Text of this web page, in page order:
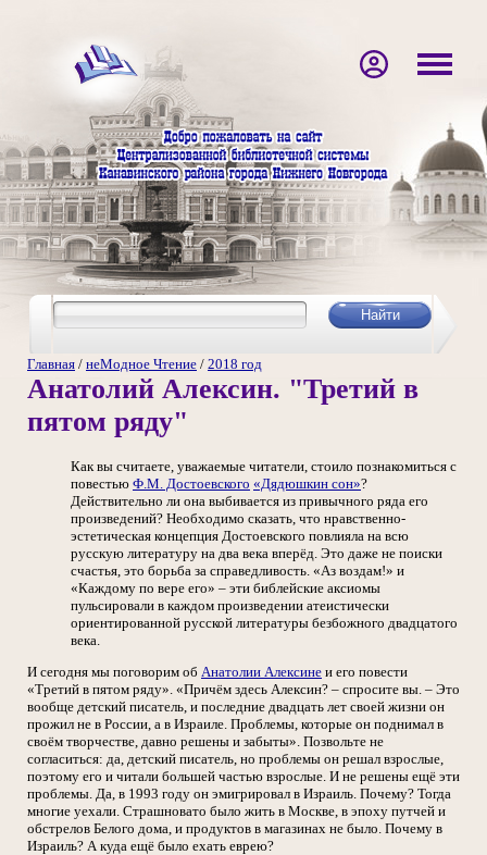
Главная / неМодное Чтение / 2018 год
Анатолий Алексин. "Третий в
пятом ряду"
Как вы считаете, уважаемые читатели, стоило познакомиться с
повестью Ф.М. Достоевского «Дядюшкин сон»?
Действительно ли она выбивается из привычного ряда его
произведений? Необходимо сказать, что нравственно-
эстетическая концепция Достоевского повлияла на всю
русскую литературу на два века вперёд. Это даже не поиски
счастья, это борьба за справедливость. «Аз воздам!» и
«Каждому по вере его» – эти библейские аксиомы
пульсировали в каждом произведении атеистически
ориентированной русской литературы безбожного двадцатого
века.
И сегодня мы поговорим об Анатолии Алексине и его повести
«Третий в пятом ряду». «Причём здесь Алексин? – спросите вы. – Это
вообще детский писатель, и последние двадцать лет своей жизни он
прожил не в России, а в Израиле. Проблемы, которые он поднимал в
своём творчестве, давно решены и забыты». Позвольте не
согласиться: да, детский писатель, но проблемы он решал взрослые,
поэтому его и читали большей частью взрослые. И не решены ещё эти
проблемы. Да, в 1993 году он эмигрировал в Израиль. Почему? Тогда
многие уехали. Страшновато было жить в Москве, в эпоху путчей и
обстрелов Белого дома, и продуктов в магазинах не было. Почему в
Израиль? А куда ещё было ехать еврею?